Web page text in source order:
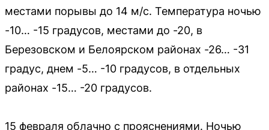
местами порывы до 14 м/с. Температура ночью
-10… -15 градусов, местами до -20, в
Березовском и Белоярском районах -26… -31
градус, днем -5… -10 градусов, в отдельных
районах -15… -20 градусов.
15 февраля облачно с прояснениями. Ночью